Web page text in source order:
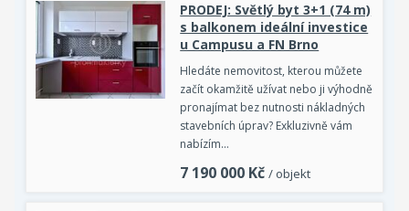
PRODEJ: Světlý byt 3+1 (74 m)
s balkonem ideální investice
u Campusu a FN Brno
Hledáte nemovitost, kterou můžete
začít okamžitě užívat nebo ji výhodně
pronajímat bez nutnosti nákladných
stavebních úprav? Exkluzivně vám
nabízím…
7 190 000 Kč / objekt